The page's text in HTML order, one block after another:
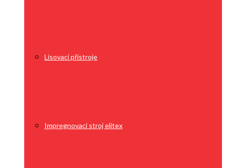
Lisovací přístroje
Impregnovací stroj elitex